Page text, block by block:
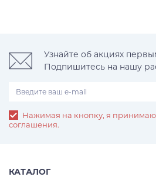
Узнайте об акциях
Подпишитесь на нашу
Нажимая на кнопку, я принимаю
соглашения.
КАТАЛОГ